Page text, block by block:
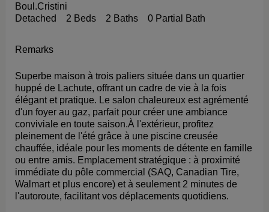
Boul.Cristini
Detached
2 Beds 2 Baths 0 Partial Bath
Remarks
Superbe maison à trois paliers située dans un quartier
huppé de Lachute, offrant un cadre de vie à la fois
élégant et pratique. Le salon chaleureux est agrémenté
d'un foyer au gaz, parfait pour créer une ambiance
conviviale en toute saison.À l'extérieur, profitez
pleinement de l'été grâce à une piscine creusée
chauffée, idéale pour les moments de détente en famille
ou entre amis. Emplacement stratégique : à proximité
immédiate du pôle commercial (SAQ, Canadian Tire,
Walmart et plus encore) et à seulement 2 minutes de
l'autoroute, facilitant vos déplacements quotidiens.